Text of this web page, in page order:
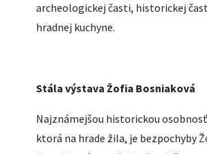
archeologickej časti, historickej
hradnej kuchyne.
Stála výstava Žofia Bosniaková
Najznámejšou historickou
ktorá na hrade žila, je bezpochyby